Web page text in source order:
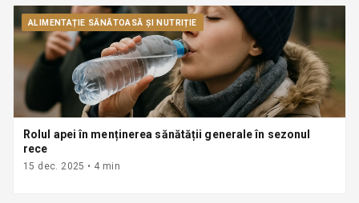
ALIMENTAȚIE SĂNĂTOASĂ ȘI NUTRIȚIE
Rolul apei în menținerea sănătății generale în sezonul
rece
15 dec. 2025 • 4 min